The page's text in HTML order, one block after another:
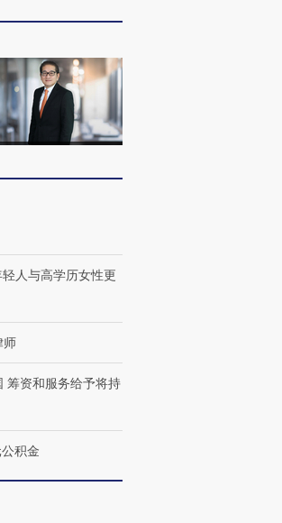
检体内含3种
度Z世代 用街头抗争将教
育部长拱下台
【商旅对话】华住集团
人与高学历女性更
师
筹资和服务给予将持
积金